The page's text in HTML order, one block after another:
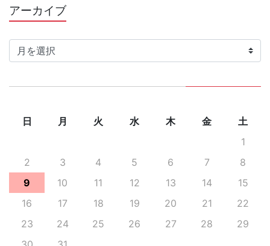
アーカイブア
ー
カ
日 月 火 水 木 金
土
1
2
3 4 5 6 7
8
9
10 11 12 13 14
15
16
17 18 19 20 21
22
23
24 25 26 27 28
29